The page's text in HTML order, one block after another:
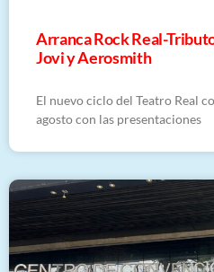
Arranca Rock Real-
Jovi y Aerosmith
El nuevo ciclo del Teatro Real
agosto con las presentaciones